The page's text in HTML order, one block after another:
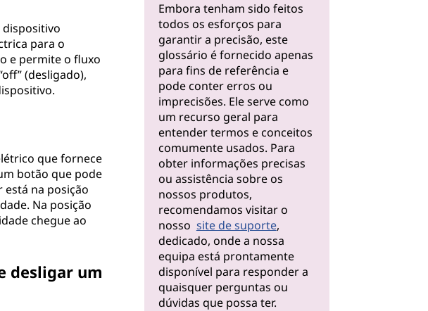
para o
e permite o fluxo
(desligado),
que fornece
botão que pode
na posição
Na posição
chegue ao
desligar um
Embora tenham sido feitos
todos os esforços para
garantir a precisão, este
glossário é fornecido apenas
para fins de referência e
pode conter erros ou
imprecisões. Ele serve como
um recurso geral para
entender termos e conceitos
comumente usados. Para
obter informações precisas
ou assistência sobre os
nossos produtos,
recomendamos visitar o
nosso site de suporte,
dedicado, onde a nossa
equipa está prontamente
disponível para responder a
quaisquer perguntas ou
dúvidas que possa ter.